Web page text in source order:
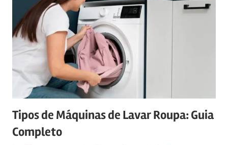
Tipos de Máquinas de Lavar Roupa: Guia
Completo